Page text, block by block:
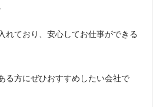
れており、安心してお仕事ができる
る方にぜひおすすめしたい会社で